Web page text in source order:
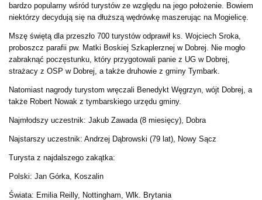
bardzo popularny wśród turystów ze względu na jego położenie. Bowiem
niektórzy decydują się na dłuższą wędrówkę maszerując na Mogielicę.
Mszę świętą dla przeszło 700 turystów odprawił ks. Wojciech Sroka,
proboszcz parafii pw. Matki Boskiej Szkaplerznej w Dobrej. Nie mogło
zabraknąć poczęstunku, który przygotowali panie z UG w Dobrej,
strażacy z OSP w Dobrej, a także druhowie z gminy Tymbark.
Natomiast nagrody turystom wręczali Benedykt Węgrzyn, wójt Dobrej, a
także Robert Nowak z tymbarskiego urzędu gminy.
Najmłodszy uczestnik: Jakub Zawada (8 miesięcy), Dobra
Najstarszy uczestnik: Andrzej Dąbrowski (79 lat), Nowy Sącz
Turysta z najdalszego zakątka:
Polski: Jan Górka, Koszalin
Świata: Emilia Reilly, Nottingham, Wlk. Brytania